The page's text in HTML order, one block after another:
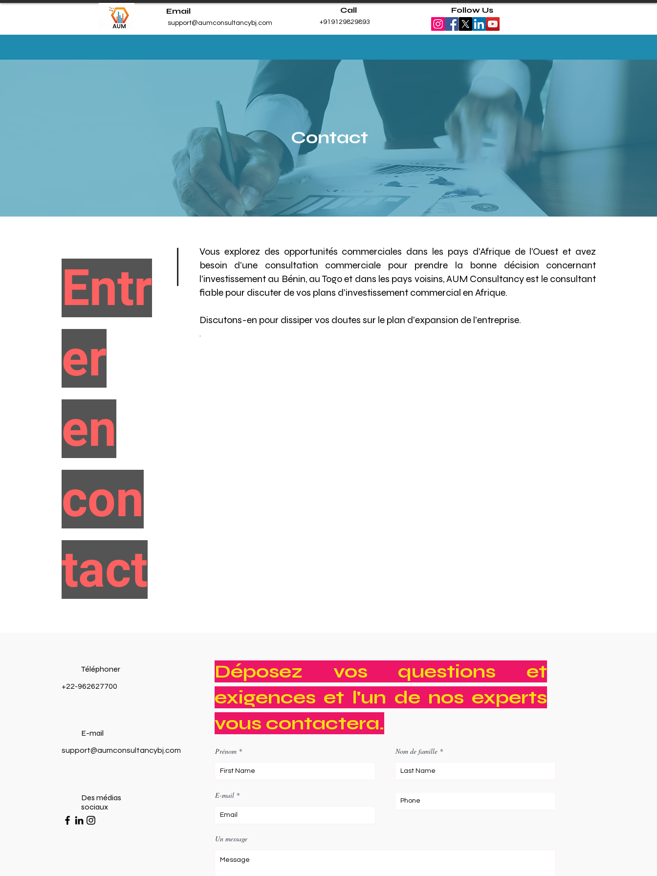
Email
support@aumconsultancybj.com
Call
+919129829893
Follow Us
Contact
Entr
er
en
con
tact
Vous explorez des opportunités commerciales dans les pays d'Afrique de l'Ouest et avez
besoin d'une consultation commerciale pour prendre la bonne décision concernant
l'investissement au Bénin, au Togo et dans les pays voisins, AUM Consultancy est le consultant
fiable pour discuter de vos plans d'investissement commercial en Afrique.
Discutons-en pour dissiper vos doutes sur le plan d'expansion de l'entreprise.
Téléphoner
+22-962627700
E-mail
support@aumconsultancybj.com
Des médias
sociaux
Déposez vos questions et
exigences et l'un de nos experts
vous contactera.
Prénom
E-mail
Nom de famille
Un message